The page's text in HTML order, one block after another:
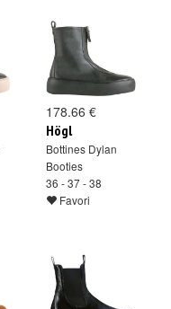
178.66 €
Högl
Bottines Dylan
Booties
36 - 37 - 38
Favori